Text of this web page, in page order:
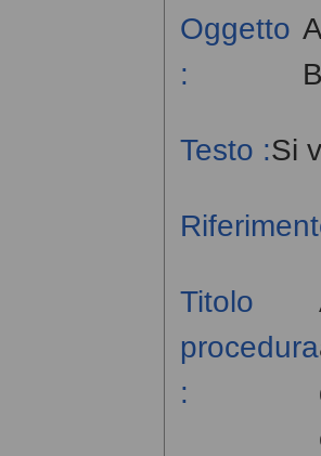
Oggetto
:
Testo :Si
Titolo
procedura
: